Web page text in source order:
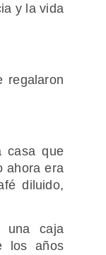
y la vida
regalaron
casa que
ahora era
diluido,
una caja
los años